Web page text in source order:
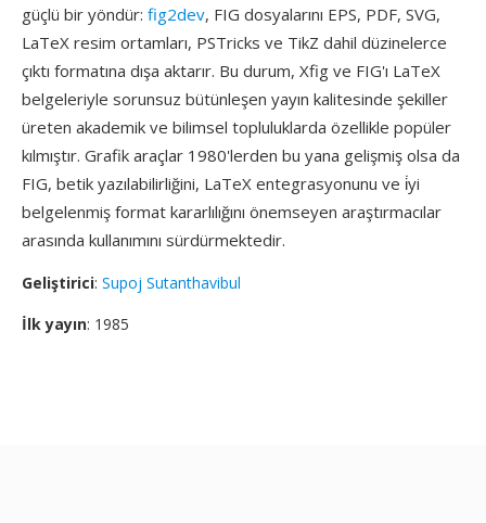
güçlü bir yöndür: fig2dev, FIG dosyalarını EPS, PDF, SVG,
LaTeX resim ortamları, PSTricks ve TikZ dahil düzinelerce
çıktı formatına dışa aktarır. Bu durum, Xfig ve FIG'ı LaTeX
belgeleriyle sorunsuz bütünleşen yayın kalitesinde şekiller
üreten akademik ve bilimsel topluluklarda özellikle popüler
kılmıştır. Grafik araçlar 1980'lerden bu yana gelişmiş olsa da
FIG, betik yazılabilirliğini, LaTeX entegrasyonunu ve i̇yi
belgelenmiş format kararlılığını önemseyen araştırmacılar
arasında kullanımını sürdürmektedir.
Geliştirici: Supoj Sutanthavibul
İlk yayın: 1985